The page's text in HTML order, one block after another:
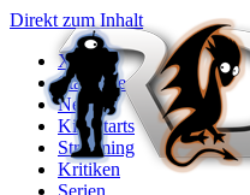
Direkt zum Inhalt
X
Startseite
News
Kinostarts
Streaming
Kritiken
Serien